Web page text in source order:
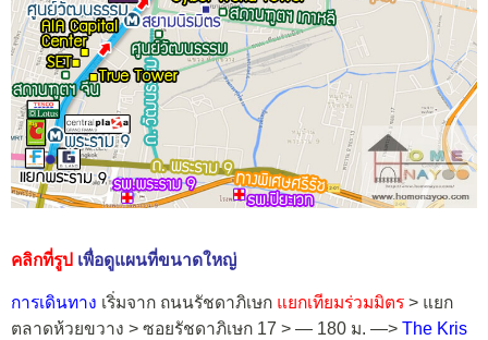
คลิกที่รูป เพื่อดูแผนที่ขนาดใหญ่
การเดินทาง เริ่มจาก ถนนรัชดาภิเษก แยกเทียมร่วมมิตร > แยก
ตลาดห้วยขวาง > ซอยรัชดาภิเษก 17 > — 180 ม. —> The Kris